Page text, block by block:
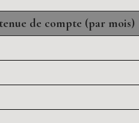
de compte (par mois)